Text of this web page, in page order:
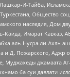
И-Тайба,
Общество
наследия, Дом
Имарат Кавказ,
аль-Нусра ли-Ахль
Д. Пожарского, Аджр
Муджахеды джамаата
ба суи давлати